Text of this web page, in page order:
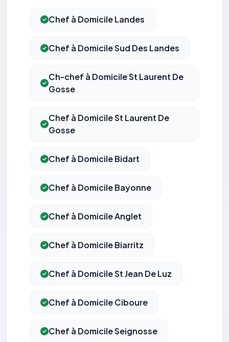
Chef à Domicile Landes
Chef à Domicile Sud Des Landes
Ch-chef à Domicile St Laurent De
Gosse
Chef à Domicile St Laurent De
Gosse
Chef à Domicile Bidart
Chef à Domicile Bayonne
Chef à Domicile Anglet
Chef à Domicile Biarritz
Chef à Domicile St Jean De Luz
Chef à Domicile Ciboure
Chef à Domicile Seignosse